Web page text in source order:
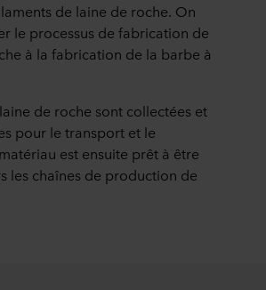
de laine de roche. On
le processus de fabrication de
à la fabrication de la barbe à
de roche sont collectées et
pour le transport et le
est ensuite prêt à être
les chaînes de production de